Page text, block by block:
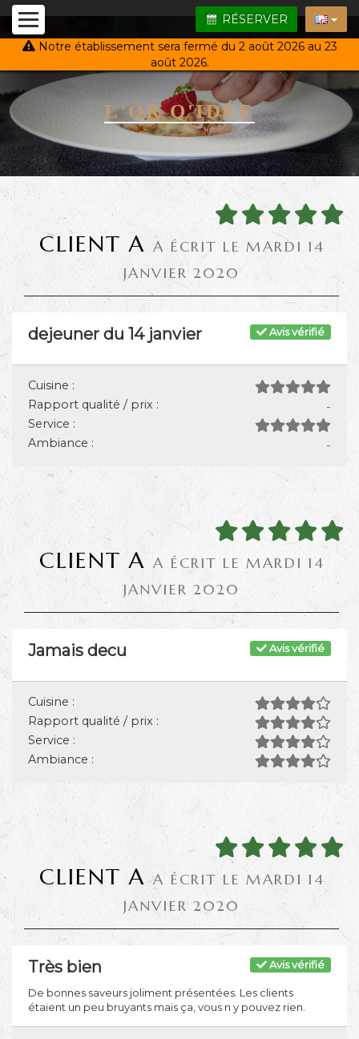
RÉSERVER
Notre établissement sera fermé du 2 août 2026 au 23
août 2026.
L'OR Q'IDÉE
CLIENT A A ÉCRIT LE MARDI 14
JANVIER 2020
Avis vérifié
dejeuner du 14 janvier
Cuisine :
-
Rapport qualité / prix :
Service :
-
Ambiance :
CLIENT A A ÉCRIT LE MARDI 14
JANVIER 2020
Avis vérifié
Jamais decu
Cuisine :
Rapport qualité / prix :
Service :
Ambiance :
CLIENT A A ÉCRIT LE MARDI 14
JANVIER 2020
Avis vérifié
Très bien
De bonnes saveurs joliment présentées. Les clients
étaient un peu bruyants mais ça, vous n y pouvez rien.